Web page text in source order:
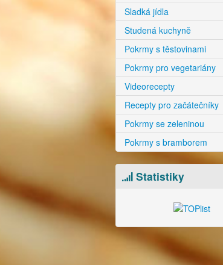
Sladká jídla
Studená kuchyně
Pokrmy s těstovinami
Pokrmy pro vegetariány
Videorecepty
Recepty pro začátečníky
Pokrmy se zeleninou
Pokrmy s bramborem
Statistiky